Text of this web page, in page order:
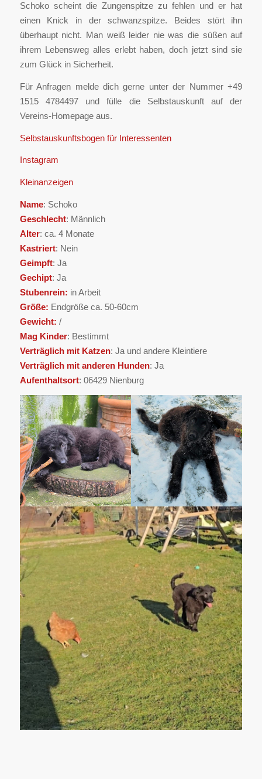
Schoko scheint die Zungenspitze zu fehlen und er hat
einen Knick in der schwanzspitze. Beides stört ihn
überhaupt nicht. Man weiß leider nie was die süßen auf
ihrem Lebensweg alles erlebt haben, doch jetzt sind sie
zum Glück in Sicherheit.
Für Anfragen melde dich gerne unter der Nummer‪ +49
1515 4784497 ‬und fülle die Selbstauskunft auf der
Vereins-Homepage aus.
Selbstauskunftsbogen für Interessenten
Instagram
Kleinanzeigen
Name: Schoko
Geschlecht: Männlich
Alter: ca. 4 Monate
Kastriert: Nein
Geimpft: Ja
Gechipt: Ja
Stubenrein: in Arbeit
Größe: Endgröße ca. 50-60cm
Gewicht: /
Mag Kinder: Bestimmt
Verträglich mit Katzen: Ja und andere Kleintiere
Verträglich mit anderen Hunden: Ja
Aufenthaltsort: 06429 Nienburg